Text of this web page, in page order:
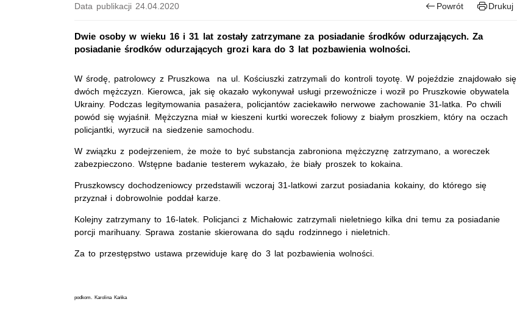
Data publikacji 24.04.2020 Powrót Drukuj
Dwie osoby w wieku 16 i 31 lat zostały zatrzymane za posiadanie środków odurzających. Za
posiadanie środków odurzających grozi kara do 3 lat pozbawienia wolności.
W środę, patrolowcy z Pruszkowa na ul. Kościuszki zatrzymali do kontroli toyotę. W pojeździe znajdowało się
dwóch mężczyzn. Kierowca, jak się okazało wykonywał usługi przewoźnicze i woził po Pruszkowie obywatela
Ukrainy. Podczas legitymowania pasażera, policjantów zaciekawiło nerwowe zachowanie 31-latka. Po chwili
powód się wyjaśnił. Mężczyzna miał w kieszeni kurtki woreczek foliowy z białym proszkiem, który na oczach
policjantki, wyrzucił na siedzenie samochodu.
W związku z podejrzeniem, że może to być substancja zabroniona mężczyznę zatrzymano, a woreczek
zabezpieczono. Wstępne badanie testerem wykazało, że biały proszek to kokaina.
Pruszkowscy dochodzeniowcy przedstawili wczoraj 31-latkowi zarzut posiadania kokainy, do którego się
przyznał i dobrowolnie poddał karze.
Kolejny zatrzymany to 16-latek. Policjanci z Michałowic zatrzymali nieletniego kilka dni temu za posiadanie
porcji marihuany. Sprawa zostanie skierowana do sądu rodzinnego i nieletnich.
Za to przestępstwo ustawa przewiduje karę do 3 lat pozbawienia wolności.
podkom. Karolina Kańka